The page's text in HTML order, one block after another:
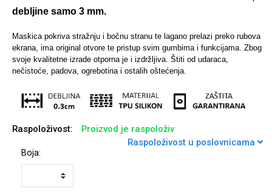
debljine samo 3 mm.
Maskica pokriva stražnju i bočnu stranu te lagano prelazi preko rubova
ekrana, ima original otvore te pristup svim gumbima i funkcijama. Zbog
svoje kvalitetne izrade otporna je i izdržljiva. Štiti od udaraca,
nečistoće, padova, ogrebotina i ostalih oštećenja.
Raspoloživost:
Proizvod je raspoloživ
Raspoloživost u poslovnicama
Boja:
Sleng Feel Good
Životinjsko carstvo
Univerzalne futrole i
Preklopne maskice